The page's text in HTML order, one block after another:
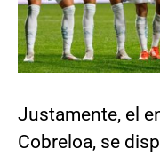
Justamente, el
Cobreloa, se